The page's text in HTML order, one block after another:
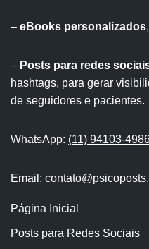
– eBooks personalizados
– Posts para redes
hashtags, para gerar
de seguidores e pacientes.
WhatsApp: (11) 94103-
Email:
Página Inicial
Posts para Redes Sociais